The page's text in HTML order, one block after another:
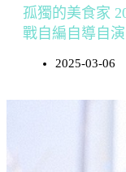
孤獨的美食家
戰自編自導自
2025-03-06